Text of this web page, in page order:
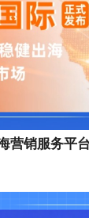
营销服务